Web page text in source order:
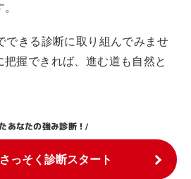
できる診断に取り組んでみませ
握できれば、進む道も自然と
あなたの強み診断！/
さっそく診断スタート